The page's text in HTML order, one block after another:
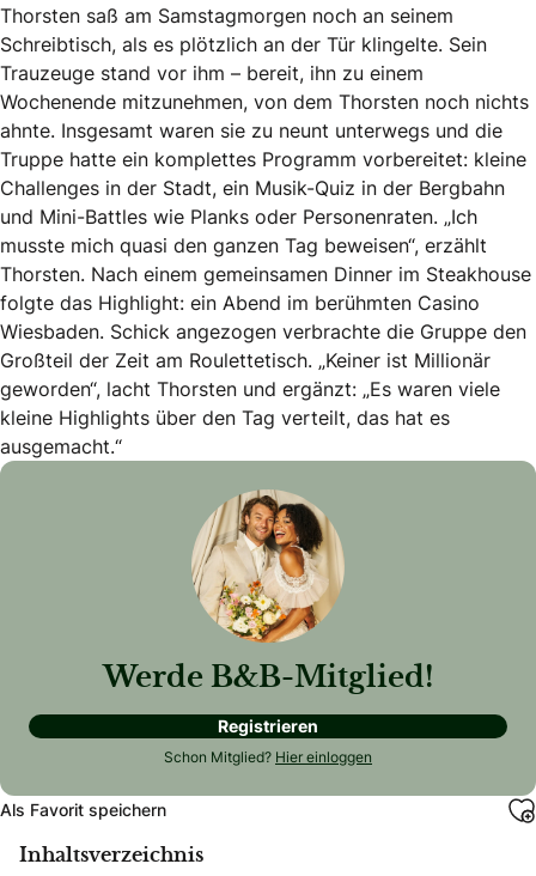
Thorsten saß am Samstagmorgen noch an seinem
Schreibtisch, als es plötzlich an der Tür klingelte. Sein
Trauzeuge stand vor ihm – bereit, ihn zu einem
Wochenende mitzunehmen, von dem Thorsten noch nichts
ahnte. Insgesamt waren sie zu neunt unterwegs und die
Truppe hatte ein komplettes Programm vorbereitet: kleine
Challenges in der Stadt, ein Musik-Quiz in der Bergbahn
und Mini-Battles wie Planks oder Personenraten. „Ich
musste mich quasi den ganzen Tag beweisen“, erzählt
Thorsten. Nach einem gemeinsamen Dinner im Steakhouse
folgte das Highlight: ein Abend im berühmten Casino
Wiesbaden. Schick angezogen verbrachte die Gruppe den
Großteil der Zeit am Roulettetisch. „Keiner ist Millionär
geworden“, lacht Thorsten und ergänzt: „Es waren viele
kleine Highlights über den Tag verteilt, das hat es
ausgemacht.“
Werde B&B-Mitglied!
Registrieren
Schon Mitglied? Hier einloggen
Als Favorit speichern
Inhaltsverzeichnis